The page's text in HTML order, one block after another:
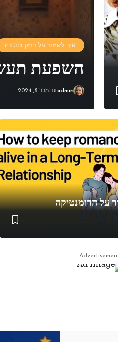
איך לשמור על רומן בזוגיות
השפעת
admin נובמבר 8, 2024
על הרומנטיקה